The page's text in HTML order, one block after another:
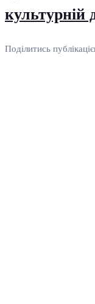
культурній
Поділитись